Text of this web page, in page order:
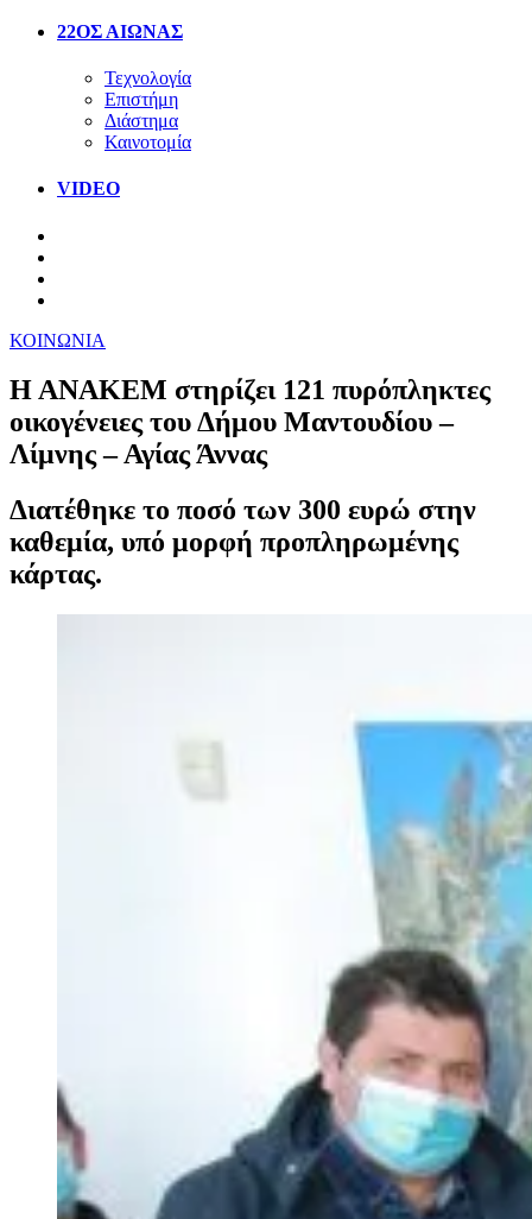
22ΟΣ ΑΙΩΝΑΣ
Τεχνολογία
Επιστήμη
Διάστημα
Καινοτομία
VIDEO
ΚΟΙΝΩΝΙΑ
Η ΑΝΑΚΕΜ στηρίζει 121 πυρόπληκτες
οικογένειες του Δήμου Μαντουδίου –
Λίμνης – Αγίας Άννας
Διατέθηκε το ποσό των 300 ευρώ στην
καθεμία, υπό μορφή προπληρωμένης
κάρτας.